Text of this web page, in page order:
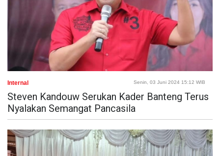
Internal Senin, 03 Juni 2024 15:12 WIB
Steven Kandouw Serukan Kader Banteng Terus
Nyalakan Semangat Pancasila